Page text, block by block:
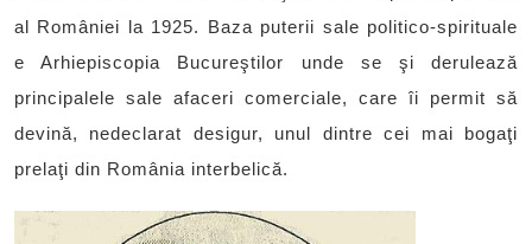
al României la 1925. Baza puterii sale politico-spirituale
e Arhiepiscopia Bucureştilor unde se şi derulează
principalele sale afaceri comerciale, care îi permit să
devină, nedeclarat desigur, unul dintre cei mai bogaţi
prelaţi din România interbelică.